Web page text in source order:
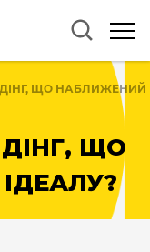
ЩО НАБЛИЖЕНИЙ
ЩО